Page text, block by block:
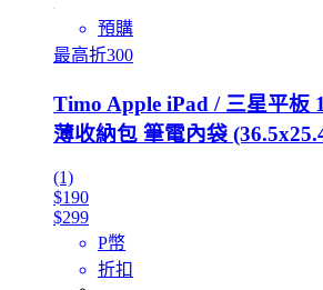
預購
最高折300
Timo Apple iPad / 三星平板
薄收納包 筆電內袋
(1)
$190
$299
P幣
折扣